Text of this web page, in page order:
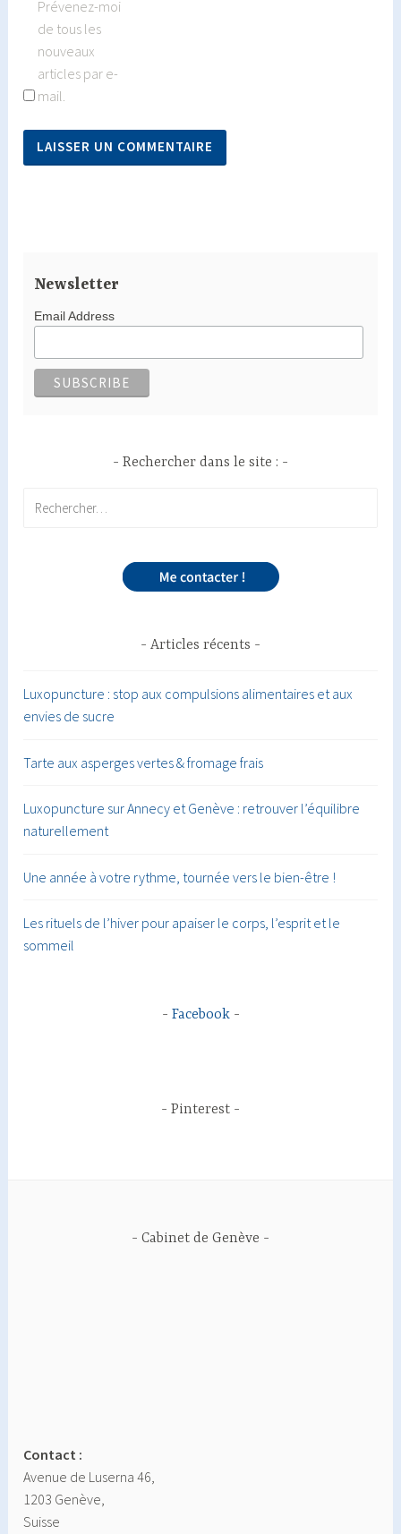
Prévenez-moi
de tous les
nouveaux
articles par e-
mail.
Newsletter
Email Address
Rechercher dans le site :
Articles récents
Luxopuncture : stop aux compulsions alimentaires et aux
envies de sucre
Tarte aux asperges vertes & fromage frais
Luxopuncture sur Annecy et Genève : retrouver l’équilibre
naturellement
Une année à votre rythme, tournée vers le bien-être !
Les rituels de l’hiver pour apaiser le corps, l’esprit et le
sommeil
Facebook
Pinterest
Cabinet de Genève
Contact :
Avenue de Luserna 46,
1203 Genève,
Suisse